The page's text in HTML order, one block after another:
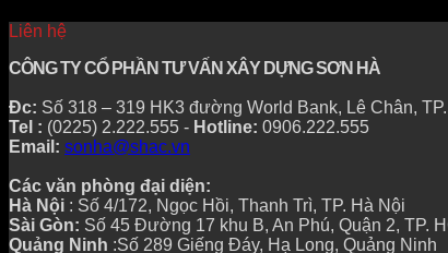
Liên hệ
CÔNG TY CỔ PHẦN TƯ VẤN XÂY DỰNG SƠN HÀ
Đc: Số 318 – 319 HK3 đường World Bank, Lê Chân,
Tel : (0225) 2.222.555 - Hotline: 0906.222.555
Email: sonha@shac.vn
Các văn phòng đại diện:
Hà Nội : Số 4/172, Ngọc Hồi, Thanh Trì, TP. Hà Nội
Sài Gòn: Số 45 Đường 17 khu B, An Phú, Quận 2, TP.
Quảng Ninh :Số 289 Giếng Đáy, Hạ Long, Quảng Ninh